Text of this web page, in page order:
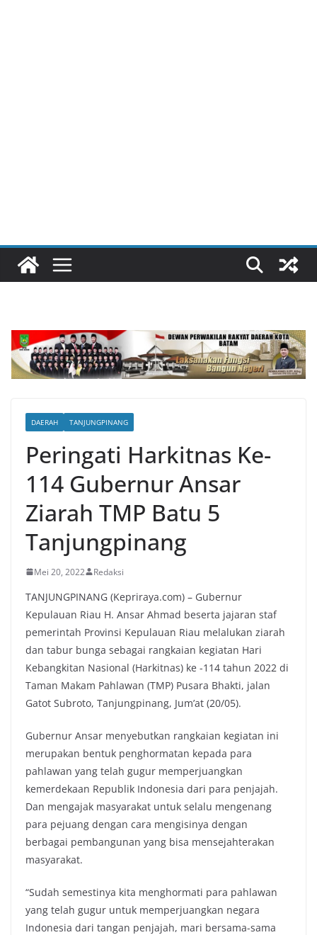
DAERAH TANJUNGPINANG
Peringati Harkitnas Ke-
114 Gubernur Ansar
Ziarah TMP Batu 5
Tanjungpinang
Mei 20, 2022 Redaksi
TANJUNGPINANG (Kepriraya.com) – Gubernur
Kepulauan Riau H. Ansar Ahmad beserta jajaran staf
pemerintah Provinsi Kepulauan Riau melalukan ziarah
dan tabur bunga sebagai rangkaian kegiatan Hari
Kebangkitan Nasional (Harkitnas) ke -114 tahun 2022 di
Taman Makam Pahlawan (TMP) Pusara Bhakti, jalan
Gatot Subroto, Tanjungpinang, Jum’at (20/05).
Gubernur Ansar menyebutkan rangkaian kegiatan ini
merupakan bentuk penghormatan kepada para
pahlawan yang telah gugur memperjuangkan
kemerdekaan Republik Indonesia dari para penjajah.
Dan mengajak masyarakat untuk selalu mengenang
para pejuang dengan cara mengisinya dengan
berbagai pembangunan yang bisa mensejahterakan
masyarakat.
“Sudah semestinya kita menghormati para pahlawan
yang telah gugur untuk memperjuangkan negara
Indonesia dari tangan penjajah, mari bersama-sama